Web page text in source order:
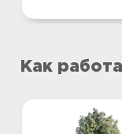
Как